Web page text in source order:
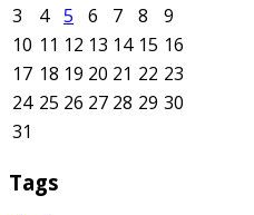
3
4 5 6 7 8
9
10 11 12 13 14 15 16
17 18 19 20 21 22 23
24 25 26 27 28 29 30
31
Tags